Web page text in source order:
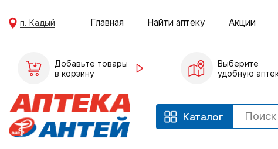
п. Кадый Главная Найти аптеку Акции
Добавьте товары
в корзину
Выберите
удобную
Каталог